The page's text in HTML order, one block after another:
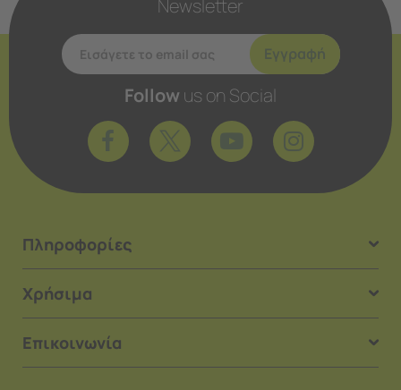
Newsletter
Εγγραφή
Follow us on Social
Πληροφορίες
Χρήσιμα
Επικοινωνία